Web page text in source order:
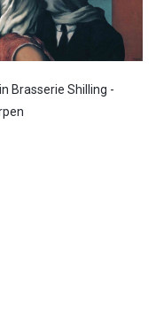
Brasserie Shilling -